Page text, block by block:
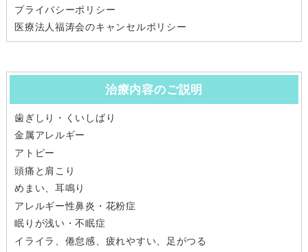
プライバシーポリシー
医療法人福涛会のキャンセルポリシー
治療内容のご説明
歯ぎしり・くいしばり
金属アレルギー
アトピー
頭痛と肩こり
めまい、耳鳴り
アレルギー性鼻炎・花粉症
眠りが浅い・不眠症
イライラ、倦怠感、疲れやすい、足がつる